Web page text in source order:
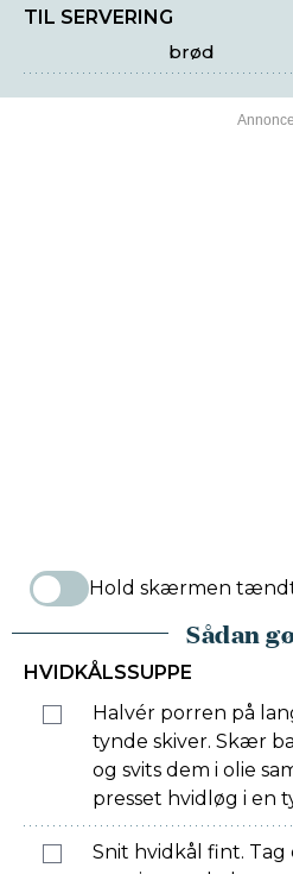
TIL SERVERING
brød
Hold skærmen
Sådan
HVIDKÅLSSUPPE
Halvér porren på
tynde skiver. Skær
og svits dem i olie
presset hvidløg i en
Snit hvidkål fint. Tag